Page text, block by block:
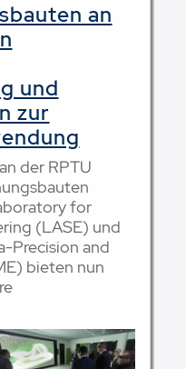
an
und
zur
der RPTU
for
(LASE) und
Precision and
bieten nun